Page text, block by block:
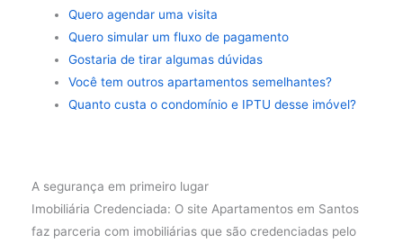
Quero agendar uma visita
Quero simular um fluxo de pagamento
Gostaria de tirar algumas dúvidas
Você tem outros apartamentos semelhantes?
Quanto custa o condomínio e IPTU desse imóvel?
A segurança em primeiro lugar
Imobiliária Credenciada: O site Apartamentos em Santos
faz parceria com imobiliárias que são credenciadas pelo